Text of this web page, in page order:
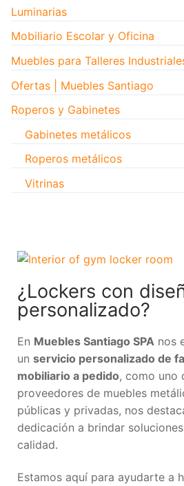
Luminarias
Mobiliario Escolar y Oficina
Muebles para Talleres
Ofertas | Muebles Santiago
Roperos y Gabinetes
Gabinetes metálicos
Roperos metálicos
Vitrinas
¿Lockers con
personalizado?
En Muebles Santiago SPA nos
un servicio personalizado de
mobiliario a pedido, como uno
proveedores de muebles
públicas y privadas, nos
dedicación a brindar
calidad.
Estamos aquí para ayudarte a